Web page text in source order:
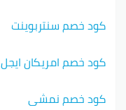
كود خصم سنتربوينت
كود خصم امريكان ايجل
كود خصم نمشي